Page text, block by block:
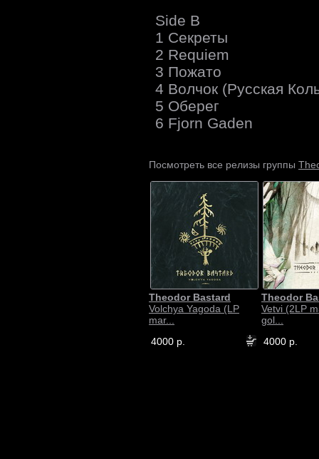
Side B
1 Секреты
2 Requiem
3 Пожато
4 Волчок (Русская
5 Оберег
6 Fjorn Gaden
Посмотреть все релизы группы
Theodor Bastard
Volchya Yagoda (LP
mar...
4000 р.
Theodor
Vetvi (2LP
gol...
4000 р.